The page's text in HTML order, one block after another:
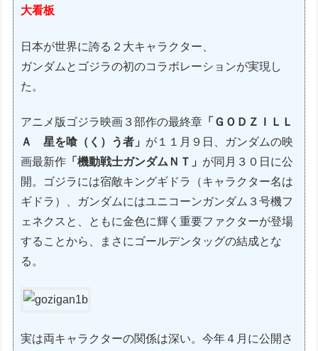
大看板
日本が世界に誇る２大キャラクター、
ガンダムとゴジラの初のコラボレーションが実現し
た。
アニメ版ゴジラ映画３部作の最終章 「ＧＯＤＺＩＬＬ
Ａ 星を喰（く）う者」 が１１月９日、ガンダムの映
画最新作 「機動戦士ガンダムＮＴ」 が同月３０日に公
開。ゴジラには宿敵キングギドラ（キャラクター名は
ギドラ）、ガンダムにはユニコーンガンダム３号機フ
ェネクスと、ともに金色に輝く重要ファクターが登場
することから、まさにゴールデンタッグの結成とな
る。
実は両キャラクターの関係は深い。今年４月に公開さ